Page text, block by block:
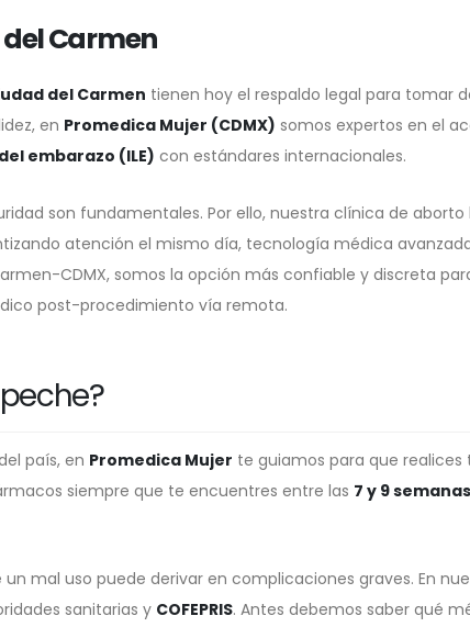
Carmen
del Carmen tienen hoy el respaldo legal para tomar
en Promedica Mujer (CDMX) somos expertos en el
embarazo (ILE) con estándares internacionales.
son fundamentales. Por ello, nuestra clínica de aborto
atención el mismo día, tecnología médica
CDMX, somos la opción más confiable y discreta
post-procedimiento vía remota.
país, en Promedica Mujer te guiamos para que realices
siempre que te encuentres entre las 7 y 9
un mal uso puede derivar en complicaciones graves. En
sanitarias y COFEPRIS. Antes debemos saber qué